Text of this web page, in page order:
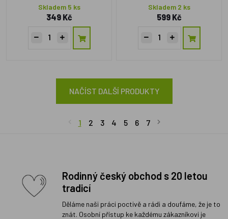
Skladem 5 ks
349 Kč
Skladem 2 ks
599 Kč
NAČÍST DALŠÍ PRODUKTY
1 2 3 4 5 6 7
Rodinný český obchod s 20 letou
tradicí
Děláme naši práci poctivě a rádi a doufáme, že je to
znát. Osobní přístup ke každému zákazníkovi je